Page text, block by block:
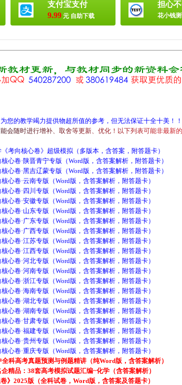
支付宝支付
9.99 元 自助下载
担心
花小钱测
您的教学竭力提供物超所值的参考，但无法保证十全十美！！
能会随时进行增补、 取舍等更新、 优化 ！ 以下列 表可能非最新的
向核心卷》超级模拟（多版本，含答案，附答题卡）
卷·陕晋青宁专版（Word版，含答案解析，附答题卡）
卷·黑吉辽蒙专版（Word版，含答案解析，附答题卡）
卷·云南专版（Word版，含答案解析，附答题卡）
卷·四川专版（Word版，含答案解析，附答题卡）
卷·安徽专版（Word版，含答案解析，附答题卡）
卷·山东专版（Word版，含答案解析，附答题卡）
卷·广东专版（Word版，含答案解析，附答题卡）
卷·广西专版（Word版，含答案解析，附答题卡）
卷·江苏专版（Word版，含答案解析，附答题卡）
卷·江西专版（Word版，含答案解析，附答题卡）
卷·河北专版（Word版，含答案解析，附答题卡）
卷·河南专版（Word版，含答案解析，附答题卡）
卷·浙江专版（Word版，含答案解析，附答题卡）
卷·海南专版（Word版，含答案解析，附答题卡）
卷·湖北专版（Word版，含答案解析，附答题卡）
卷·湖南专版（Word版，含答案解析，附答题卡）
卷·甘肃专版（Word版，含答案解析，附答题卡）
卷·福建专版（Word版，含答案解析，附答题卡）
卷·贵州专版（Word版，含答案解析，附答题卡）
卷·重庆专版（Word版，含答案解析，附答题卡）
高考真题预测与例题精讲（纯Word版，含答案解析）
品：38套高考模拟试题汇编~化学（含答案解析）
2025版（全科试卷，Word版，含答案及答题卡）